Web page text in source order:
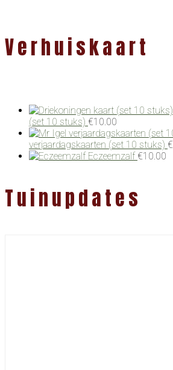
Verhuiskaart
(set 10 stuks) €10.00
verjaardagskaarten (set 10 stuks) €
Eczeemzalf €10.00
Tuinupdates